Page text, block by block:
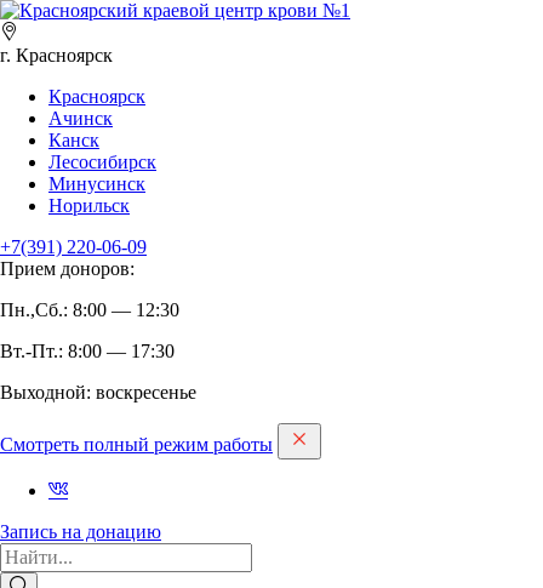
г. Красноярск
Красноярск
Ачинск
Канск
Лесосибирск
Минусинск
Норильск
+7(391) 220-06-09
Прием доноров:
Пн.,Сб.: 8:00 — 12:30
Вт.-Пт.: 8:00 — 17:30
Выходной: воскресенье
Смотреть полный режим работы
Запись на дoнацию